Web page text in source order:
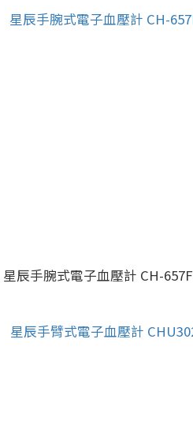
星辰手腕式電子血壓計 CH-657F